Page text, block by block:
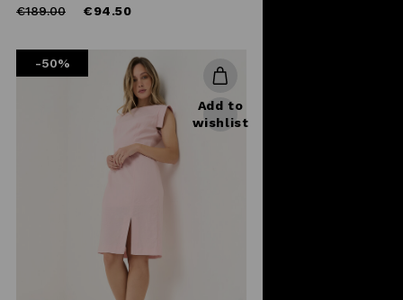
Price
€189.00to €94.50
-50%
Add to
wishlist